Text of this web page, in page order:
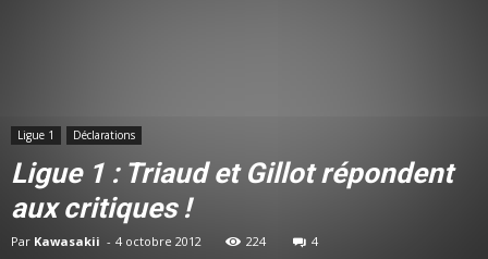
Ligue 1 Déclarations
Ligue 1 : Triaud et Gillot répondent
aux critiques !
Par Kawasakii - 4 octobre 2012 224 4